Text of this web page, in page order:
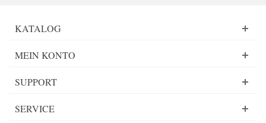
KATALOG
MEIN KONTO
SUPPORT
SERVICE